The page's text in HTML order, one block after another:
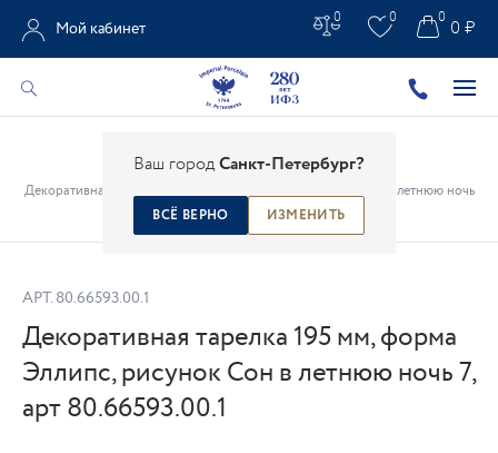
Ваш городСанкт-Петербург?
ВСЁ ВЕРНО ИЗМЕНИТЬ
Мой кабинет
0 0 0 ₽
0
Декоративные настенные тарелки /
Декоративная тарелка 195 мм, форма Эллипс, рисунок Сон в летнюю ночь
7, арт 80.66593.00.1
АРТ. 80.66593.00.1
Декоративная тарелка 195 мм, форма
Эллипс, рисунок Сон в летнюю ночь 7,
арт 80.66593.00.1